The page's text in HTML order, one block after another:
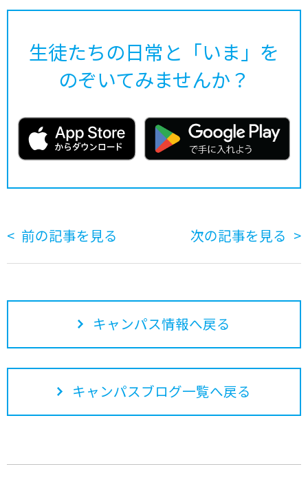
生徒たちの日常と「いま」を
のぞいてみませんか？
前の記事を見る 次の記事を見る
キャンパス情報へ戻る
キャンパスブログ一覧へ戻る